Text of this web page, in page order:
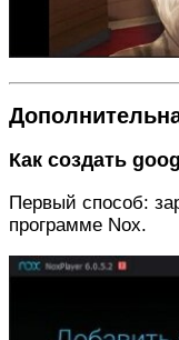
Как создать
Первый способ:
программе Nox.